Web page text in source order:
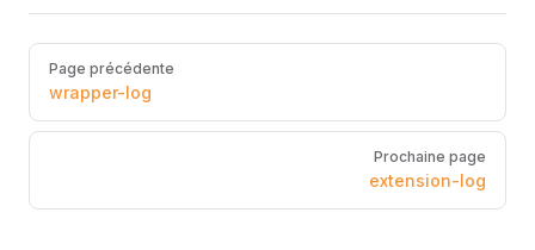
Pager
Page précédente
wrapper-log
Prochaine page
extension-log